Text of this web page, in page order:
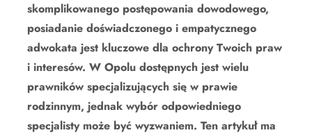
skomplikowanego postępowania dowodowego,
posiadanie doświadczonego i empatycznego
adwokata jest kluczowe dla ochrony Twoich praw
i interesów. W Opolu dostępnych jest wielu
prawników specjalizujących się w prawie
rodzinnym, jednak wybór odpowiedniego
specjalisty może być wyzwaniem. Ten artykuł ma